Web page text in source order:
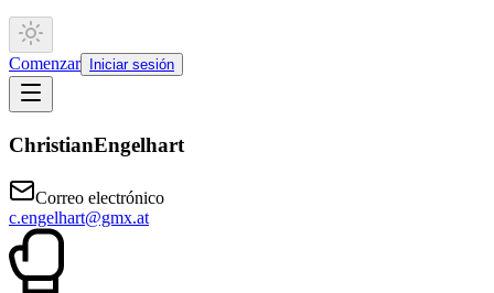
Comenzar Iniciar sesión
ChristianEngelhart
Correo electrónico
c.engelhart@gmx.at